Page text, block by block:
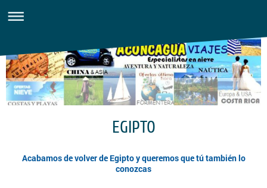
EGIPTO
Acabamos de volver de Egipto y queremos que tú también lo
conozcas